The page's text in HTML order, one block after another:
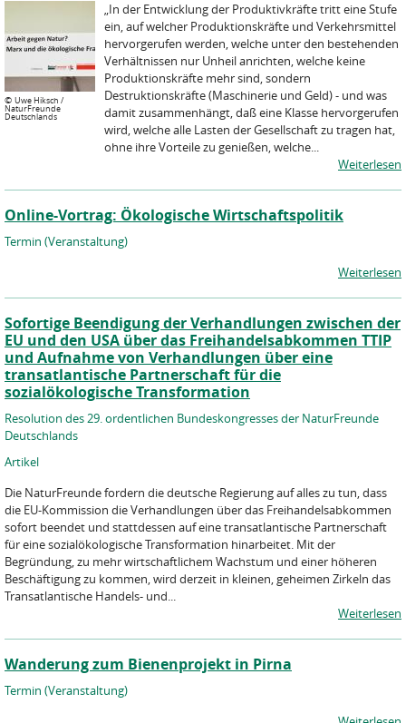
© Uwe Hiksch /
NaturFreunde
Deutschlands
„In der Entwicklung der Produktivkräfte tritt eine Stufe
ein, auf welcher Produktionskräfte und Verkehrsmittel
hervorgerufen werden, welche unter den bestehenden
Verhältnissen nur Unheil anrichten, welche keine
Produktionskräfte mehr sind, sondern
Destruktionskräfte (Maschinerie und Geld) - und was
damit zusammenhängt, daß eine Klasse hervorgerufen
wird, welche alle Lasten der Gesellschaft zu tragen hat,
ohne ihre Vorteile zu genießen, welche...
Weiterlesen
Online-Vortrag: Ökologische Wirtschaftspolitik
Termin (Veranstaltung)
Weiterlesen
Sofortige Beendigung der Verhandlungen zwischen der
EU und den USA über das Freihandelsabkommen TTIP
und Aufnahme von Verhandlungen über eine
transatlantische Partnerschaft für die
sozialökologische Transformation
Resolution des 29. ordentlichen Bundeskongresses der NaturFreunde
Deutschlands
Artikel
Die NaturFreunde fordern die deutsche Regierung auf alles zu tun, dass
die EU-Kommission die Verhandlungen über das Freihandelsabkommen
sofort beendet und stattdessen auf eine transatlantische Partnerschaft
für eine sozialökologische Transformation hinarbeitet. Mit der
Begründung, zu mehr wirtschaftlichem Wachstum und einer höheren
Beschäftigung zu kommen, wird derzeit in kleinen, geheimen Zirkeln das
Transatlantische Handels- und...
Weiterlesen
Wanderung zum Bienenprojekt in Pirna
Termin (Veranstaltung)